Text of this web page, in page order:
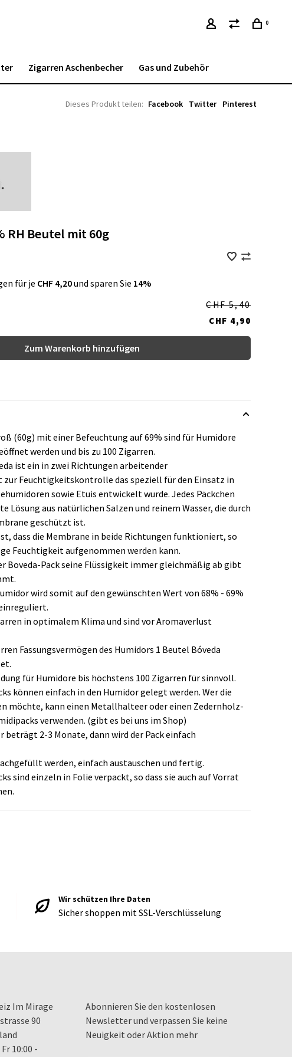
0
Zigarren Aschenbecher Gas und Zubehör
Dieses Produkt teilen: Facebook Twitter Pinterest
RH Beutel mit 60g
für je CHF 4,20und sparen Sie 14%
CHF 5,40
CHF 4,90
Zum Warenkorb hinzufügen
(60g) mit einer Befeuchtung auf 69% sind für Humidore
werden und bis zu 100 Zigarren.
ist ein in zwei Richtungen arbeitender
Feuchtigkeitskontrolle das speziell für den Einsatz in
sowie Etuis entwickelt wurde. Jedes Päckchen
aus natürlichen Salzen und reinem Wasser, die durch
geschützt ist.
dass die Membrane in beide Richtungen funktioniert, so
Feuchtigkeit aufgenommen werden kann.
Boveda-Pack seine Flüssigkeit immer gleichmäßig ab gibt
wird somit auf den gewünschten Wert von 68% - 69%
in optimalem Klima und sind vor Aromaverlust
Fassungsvermögen des Humidors 1 Beutel Bóveda
für Humidore bis höchstens 100 Zigarren für sinnvoll.
können einfach in den Humidor gelegt werden. Wer die
möchte, kann einen Metallhalteer oder einen Zedernholz-
verwenden. (gibt es bei uns im Shop)
beträgt 2-3 Monate, dann wird der Pack einfach
werden, einfach austauschen und fertig.
sind einzeln in Folie verpackt, so dass sie auch auf Vorrat
Wir schützen Ihre Daten
Sicher shoppen mit SSL-Verschlüsselung
Im Mirage
90
10:00 -
Abonnieren Sie den kostenlosen
Newsletter und verpassen Sie keine
Neuigkeit oder Aktion mehr